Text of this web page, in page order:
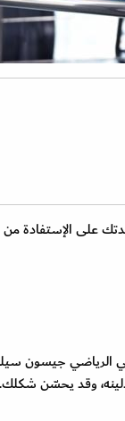
على الإستفادة من
النفسي الرياضي جيسون